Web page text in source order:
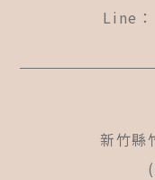
Line：
新竹縣